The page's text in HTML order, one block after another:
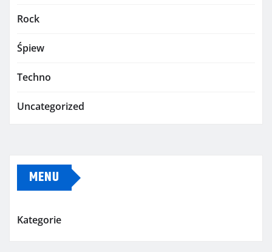
Rock
Śpiew
Techno
Uncategorized
MENU
Kategorie